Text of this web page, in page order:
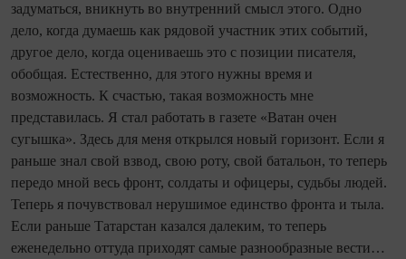
задуматься, вникнуть во внутренний смысл этого. Одно
дело, когда думаешь как рядовой участник этих событий,
другое дело, когда оцениваешь это с позиции писателя,
обобщая. Естественно, для этого нужны время и
возможность. К счастью, такая возможность мне
представилась. Я стал работать в газете «Ватан очен
сугышка». Здесь для меня открылся новый горизонт. Если я
раньше знал свой взвод, свою роту, свой батальон, то теперь
передо мной весь фронт, солдаты и офицеры, судьбы людей.
Теперь я почувствовал нерушимое единство фронта и тыла.
Если раньше Татарстан казался далеким, то теперь
еженедельно оттуда приходят самые разнообразные вести…